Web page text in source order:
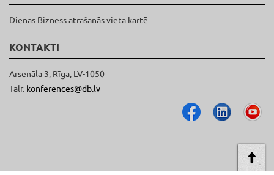
Dienas Bizness atrašanās vieta kartē
KONTAKTI
Arsenāla 3, Rīga, LV-1050
Tālr. konferences@db.lv